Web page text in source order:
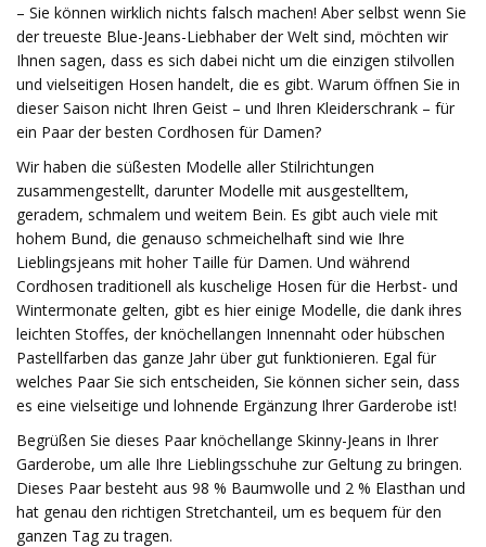
– Sie können wirklich nichts falsch machen! Aber selbst wenn Sie
der treueste Blue-Jeans-Liebhaber der Welt sind, möchten wir
Ihnen sagen, dass es sich dabei nicht um die einzigen stilvollen
und vielseitigen Hosen handelt, die es gibt. Warum öffnen Sie in
dieser Saison nicht Ihren Geist – und Ihren Kleiderschrank – für
ein Paar der besten Cordhosen für Damen?
Wir haben die süßesten Modelle aller Stilrichtungen
zusammengestellt, darunter Modelle mit ausgestelltem,
geradem, schmalem und weitem Bein. Es gibt auch viele mit
hohem Bund, die genauso schmeichelhaft sind wie Ihre
Lieblingsjeans mit hoher Taille für Damen. Und während
Cordhosen traditionell als kuschelige Hosen für die Herbst- und
Wintermonate gelten, gibt es hier einige Modelle, die dank ihres
leichten Stoffes, der knöchellangen Innennaht oder hübschen
Pastellfarben das ganze Jahr über gut funktionieren. Egal für
welches Paar Sie sich entscheiden, Sie können sicher sein, dass
es eine vielseitige und lohnende Ergänzung Ihrer Garderobe ist!
Begrüßen Sie dieses Paar knöchellange Skinny-Jeans in Ihrer
Garderobe, um alle Ihre Lieblingsschuhe zur Geltung zu bringen.
Dieses Paar besteht aus 98 % Baumwolle und 2 % Elasthan und
hat genau den richtigen Stretchanteil, um es bequem für den
ganzen Tag zu tragen.